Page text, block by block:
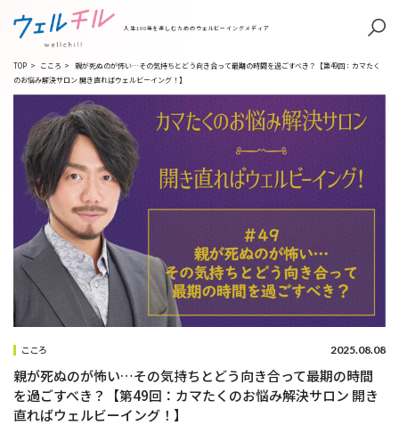
人生100年を楽しむためのウェルビーイングメディア
TOP > こころ >
親が死ぬのが怖い…その気持ちとどう向き合って最期の時間を過ごすべき？【第49回：カマたく
のお悩み解決サロン 開き直ればウェルビーイング！】
こころ 2025.08.08
親が死ぬのが怖い…その気持ちとどう向き合って最期の時間
を過ごすべき？【第49回：カマたくのお悩み解決サロン 開き
直ればウェルビーイング！】